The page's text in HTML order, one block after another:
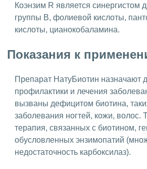
Коэнзим R является синергистом
группы B, фолиевой кислоты,
кислоты, цианокобаламина.
Показания к
Препарат НатуБиотин назначают
профилактики и лечения
вызваны дефицитом биотина,
заболевания ногтей, кожи, волос.
терапия, связанных с биотином,
обусловленных энзимопатий
недостаточность карбоксилаз).